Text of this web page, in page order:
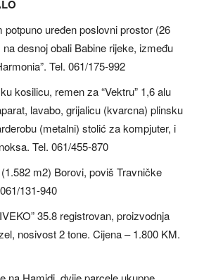
potpuno uređen poslovni prostor (26
desnoj obali Babine rijeke, između
Tel. 061/175-992
kosilicu, remen za “Vektru” 1,6 alu
lavabo, grijalicu (kvarcna) plinsku
(metalni) stolić za kompjuter, i
Tel. 061/455-870
m2) Borovi, poviš Travničke
131-940
35.8 registrovan, proizvodnja
nosivost 2 tone. Cijena – 1.800 KM.